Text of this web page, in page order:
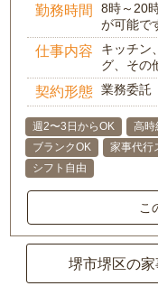
勤務時間
8時～20
が可能で
仕事内容
キッチン
グ、その
契約形態 業務委託
週2〜3日からOK 高時
ブランクOK
家事代行
シフト自由
こ
堺市堺区の